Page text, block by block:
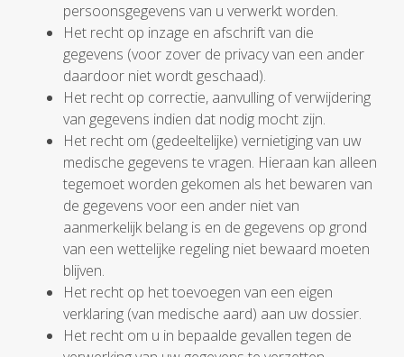
persoonsgegevens van u verwerkt worden.
Het recht op inzage en afschrift van die
gegevens (voor zover de privacy van een ander
daardoor niet wordt geschaad).
Het recht op correctie, aanvulling of verwijdering
van gegevens indien dat nodig mocht zijn.
Het recht om (gedeeltelijke) vernietiging van uw
medische gegevens te vragen. Hieraan kan alleen
tegemoet worden gekomen als het bewaren van
de gegevens voor een ander niet van
aanmerkelijk belang is en de gegevens op grond
van een wettelijke regeling niet bewaard moeten
blijven.
Het recht op het toevoegen van een eigen
verklaring (van medische aard) aan uw dossier.
Het recht om u in bepaalde gevallen tegen de